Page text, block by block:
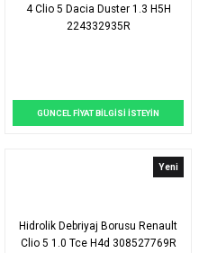
4 Clio 5 Dacia Duster 1.3 H5H
224332935R
GÜNCEL FİYAT BİLGİSİ İSTEYİN
Yeni
Hidrolik Debriyaj Borusu Renault
Clio 5 1.0 Tce H4d 308527769R